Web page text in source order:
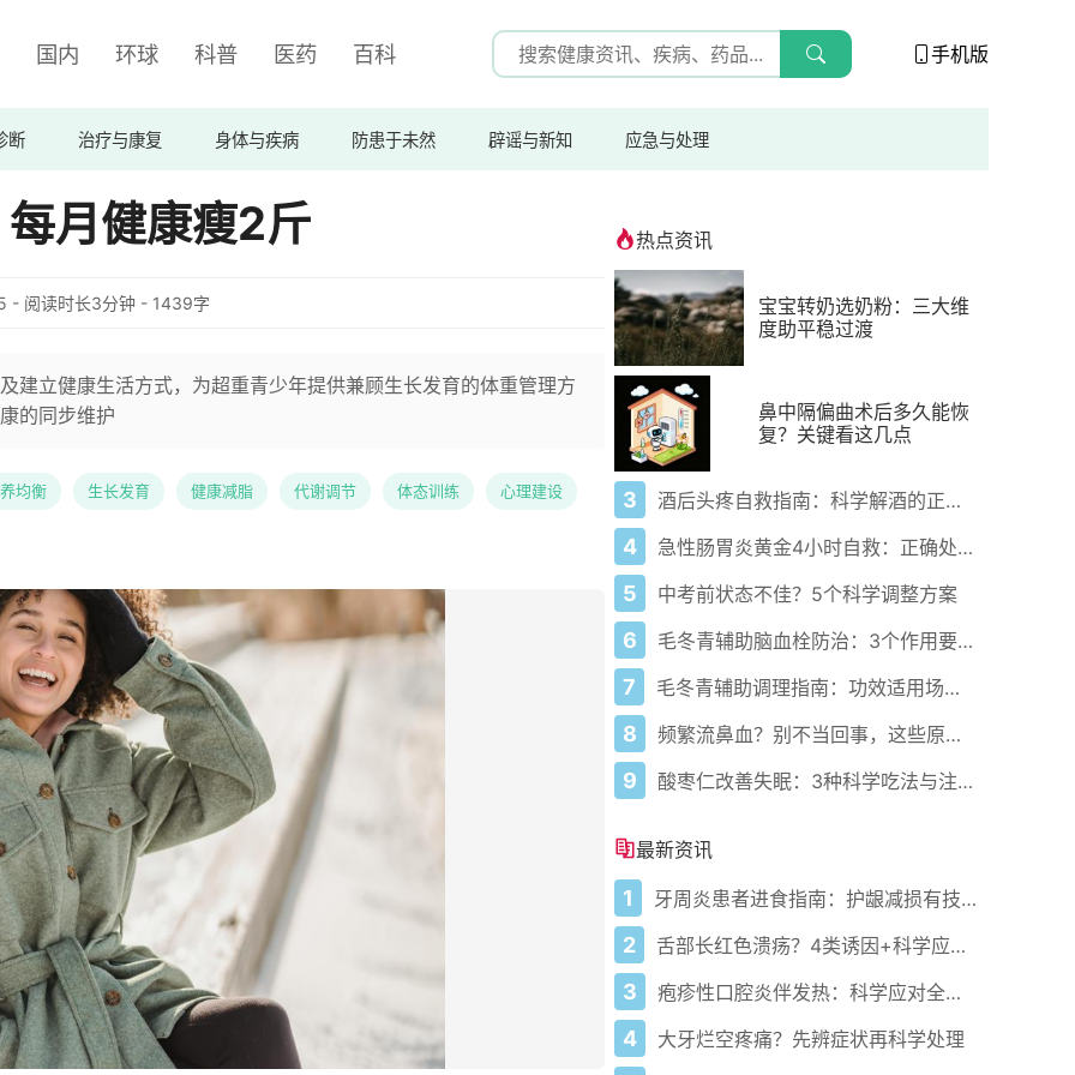
国内 环球 科普 医药 百科 手机版
断 治疗与康复 身体与疾病 防患于未然 辟谣与新知 应急与处理
月健康瘦2斤
阅读时长3分钟 - 1439字
建立健康生活方式，为超重青少年提供兼顾生长发育的体重管理方
的同步维护
均衡 生长发育 健康减脂 代谢调节 体态训练 心理建设
热点资讯
宝宝转奶选奶粉：三大维
度助平稳过渡
鼻中隔偏曲术后多久能恢
复？关键看这几点
3 酒后头疼自救指南：科学解酒的正确打开方式
4 急性肠胃炎黄金4小时自救：正确处置与误区避坑关键
5 中考前状态不佳？5个科学调整方案
6 毛冬青辅助脑血栓防治：3个作用要清楚，别乱用药
7 毛冬青辅助调理指南：功效适用场景与禁忌需牢记
8 频繁流鼻血？别不当回事，这些原因要警惕
9 酸枣仁改善失眠：3种科学吃法与注意事项
最新资讯
1 牙周炎患者进食指南：护龈减损有技巧
2 舌部长红色溃疡？4类诱因+科学应对指南
3 疱疹性口腔炎伴发热：科学应对全指南
4 大牙烂空疼痛？先辨症状再科学处理